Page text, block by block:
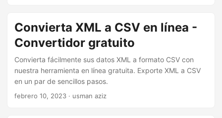
Convierta XML a CSV en línea -
Convertidor gratuito
Convierta fácilmente sus datos XML a formato CSV con
nuestra herramienta en línea gratuita. Exporte XML a CSV
en un par de sencillos pasos.
febrero 10, 2023 · usman aziz